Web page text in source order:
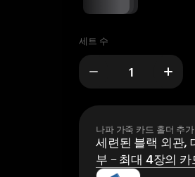
세트 수
나파 가죽 카드 홀더 추가
세련된 블랙 외관,
부 – 최대 4장의